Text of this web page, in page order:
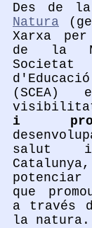
Des de
Natura
Xarxa
de la
(SCEA)
i
salut
que
a través
la natura.